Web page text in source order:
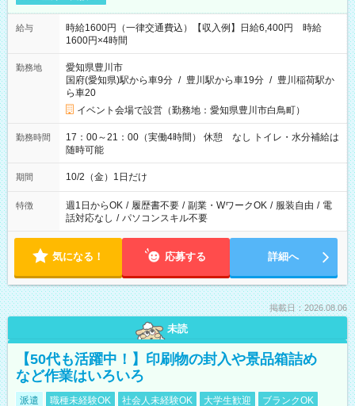
給与
時給1600円（一律交通費込）【収入例】日給6,400円 時給
1600円×4時間
勤務地
愛知県豊川市
国府(愛知県)駅から車9分 / 豊川駅から車19分 / 豊川稲荷駅か
ら車20
イベント会場で設営（勤務地：愛知県豊川市白鳥町）
勤務時間
17：00～21：00（実働4時間） 休憩 なし トイレ・水分補給は
随時可能
期間 10/2（金）1日だけ
特徴 週1日からOK / 履歴書不要 / 副業・WワークOK / 服装自由 / 電
話対応なし / パソコンスキル不要
気になる！ 応募する 詳細へ
掲載日：2026.08.06
未読
【50代も活躍中！】印刷物の封入や景品箱詰め
など作業はいろいろ
派遣 職種未経験OK 社会人未経験OK 大学生歓迎
ブランクOK